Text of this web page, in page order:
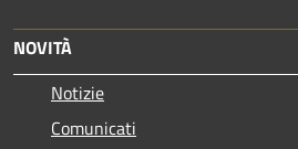
NOVITÀ
Notizie
Comunicati